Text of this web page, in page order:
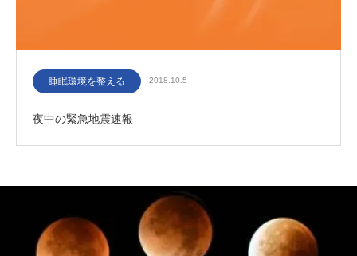
睡眠環境を整える 2018.10.5
夜中の緊急地震速報